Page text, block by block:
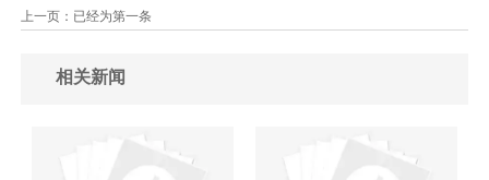
上一页：已经为第一条
相关新闻